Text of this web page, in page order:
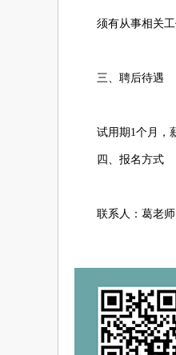
须有从事相关
三、聘后待遇
试用期1个月，
四、报名方式
联系人：葛老